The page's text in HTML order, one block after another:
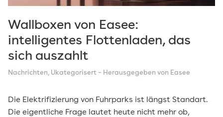
Wallboxen von Easee:
intelligentes Flottenladen, das
sich auszahlt
Nachrichten, Ukategorisert – Herausgegeben von Easee
Die Elektrifizierung von Fuhrparks ist längst Standart.
Die eigentliche Frage lautet heute nicht mehr ob,